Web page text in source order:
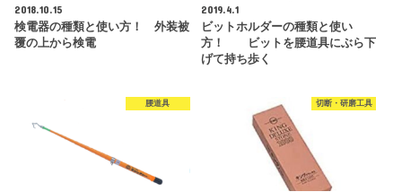
2018.10.15
検電器の種類と使い方！ 外装被
覆の上から検電
2019.4.1
ビットホルダーの種類と使い
方！ ビットを腰道具にぶら下
げて持ち歩く
腰道具 切断・研磨工具